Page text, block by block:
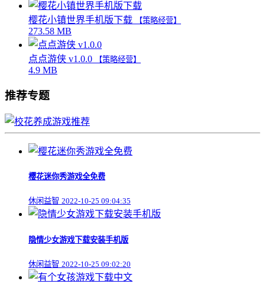
樱花小镇世界手机版下载 【策略经营】
273.58 MB
点点游侠 v1.0.0 【策略经营】
4.9 MB
推荐专题
樱花迷你秀游戏全免费
休闲益智 2022-10-25 09:04:35
隐情少女游戏下载安装手机版
休闲益智 2022-10-25 09:02:20